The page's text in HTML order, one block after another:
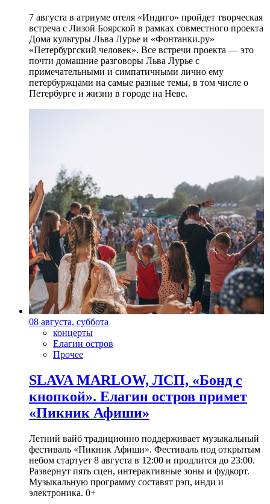
7 августа в атриуме отеля «Индиго» пройдет творческая
встреча с Лизой Боярской в рамках совместного проекта
Дома культуры Льва Лурье и «Фонтанки.ру»
«Петербургский человек». Все встречи проекта — это
почти домашние разговоры Льва Лурье с
примечательными и симпатичными лично ему
петербуржцами на самые разные темы, в том числе о
Петербурге и жизни в городе на Неве.
08 августа, суббота
концерты
Елагин остров
Прочее
SLAVA MARLOW, ЛСП, «Бонд с
кнопкой». Елагин остров примет
«Пикник Афиши»
Летний вайб традиционно поддерживает музыкальный
фестиваль «Пикник Афиши». Фестиваль под открытым
небом стартует 8 августа в 12:00 и продлится до 23:00.
Развернут пять сцен, интерактивные зоны и фудкорт.
Музыкальную программу составят рэп, инди и
электроника. 0+